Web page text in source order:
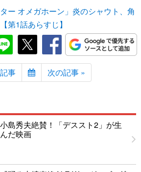
ー オメガホーン」炎のシャウト、角
第1話あらすじ】
事 次の記事 »
小島秀夫絶賛！「デススト2」が生
んだ映画